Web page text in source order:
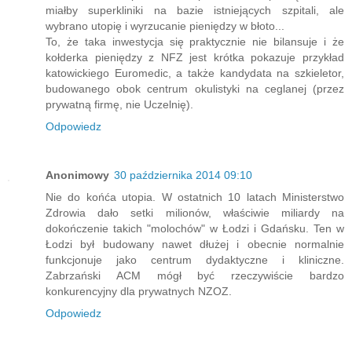
miałby superkliniki na bazie istniejących szpitali, ale
wybrano utopię i wyrzucanie pieniędzy w błoto...
To, że taka inwestycja się praktycznie nie bilansuje i że
kołderka pieniędzy z NFZ jest krótka pokazuje przykład
katowickiego Euromedic, a także kandydata na szkieletor,
budowanego obok centrum okulistyki na ceglanej (przez
prywatną firmę, nie Uczelnię).
Odpowiedz
Anonimowy 30 października 2014 09:10
Nie do końća utopia. W ostatnich 10 latach Ministerstwo
Zdrowia dało setki milionów, właściwie miliardy na
dokończenie takich "molochów" w Łodzi i Gdańsku. Ten w
Łodzi był budowany nawet dłużej i obecnie normalnie
funkcjonuje jako centrum dydaktyczne i kliniczne.
Zabrzański ACM mógł być rzeczywiście bardzo
konkurencyjny dla prywatnych NZOZ.
Odpowiedz